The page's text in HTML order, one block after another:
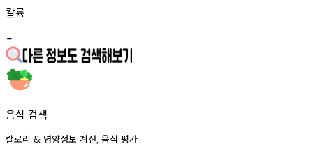
칼륨
-
음식 검색
칼로리 & 영양정보 계산, 음식 평가